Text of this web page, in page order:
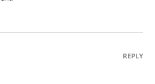
REPLY